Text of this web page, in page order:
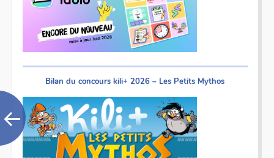
Bilan du concours kili+ 2026 – Les Petits Mythos